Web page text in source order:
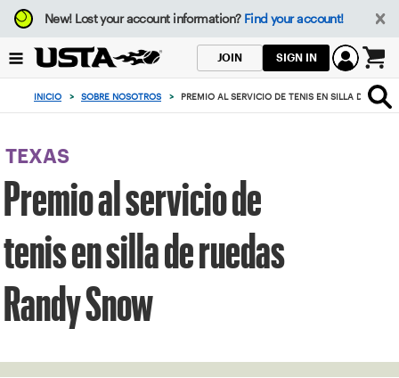
Enfoque
desde
botón
volver
principio
New!Lost your account information? Find your account!
JOIN SIGN IN
0
artículos
en
carrito
INICIO > SOBRE NOSOTROS > PREMIO AL SERVICIO DE TENIS EN SILLA DE
TEXAS
Premio al servicio de
tenis en silla de ruedas
Randy Snow